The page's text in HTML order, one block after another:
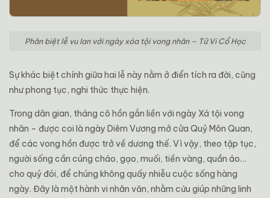
Phân biệt lễ vu lan với ngày xóa tội vong nhân – Tử Vi Cổ Học
Sự khác biệt chính giữa hai lễ này nằm ở điển tích ra đời, cũng
như phong tục, nghi thức thực hiện.
Trong dân gian, tháng cô hồn gắn liền với ngày Xá tội vong
nhân – được coi là ngày Diêm Vương mở cửa Quỷ Môn Quan,
để các vong hồn được trở về dương thế. Vì vậy, theo tập tục,
người sống cần cúng cháo, gạo, muối, tiền vàng, quần áo…
cho quỷ đói, để chúng không quấy nhiễu cuộc sống hàng
ngày. Đây là một hành vi nhân văn, nhằm cứu giúp những linh